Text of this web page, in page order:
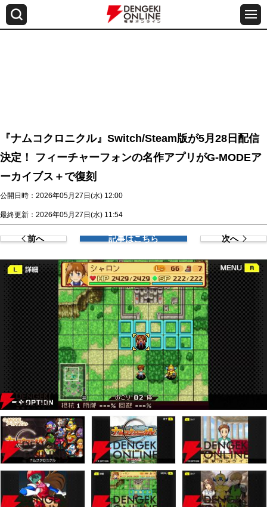
『ナムコクロニクル』Switch/Steam版が5月28日配信
決定！ フィーチャーフォンの名作アプリがG-MODEア
ーカイブス＋で復刻
公開日時：2026年05月27日(水) 12:00
最終更新：2026年05月27日(水) 11:54
前へ 記事はこちら 次へ